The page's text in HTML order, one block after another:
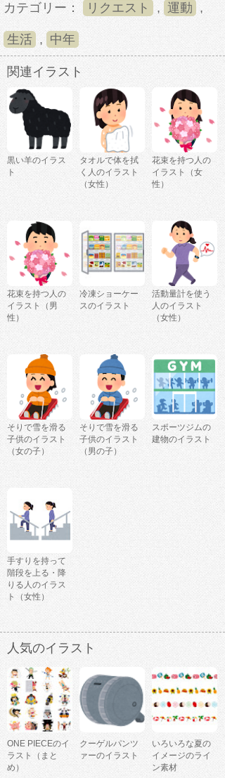
カテゴリー： リクエスト , 運動 ,
生活 , 中年
関連イラスト
黒い羊のイラス
ト
タオルで体を拭
く人のイラスト
（女性）
花束を持つ人の
イラスト（女
性）
花束を持つ人の
イラスト（男
性）
冷凍ショーケー
スのイラスト
活動量計を使う
人のイラスト
（女性）
そりで雪を滑る
子供のイラスト
（女の子）
そりで雪を滑る
子供のイラスト
（男の子）
スポーツジムの
建物のイラスト
手すりを持って
階段を上る・降
りる人のイラス
ト（女性）
人気のイラスト
ONE PIECEのイ
ラスト（まと
め）
クーゲルパンツ
ァーのイラスト
いろいろな夏の
イメージのライ
ン素材